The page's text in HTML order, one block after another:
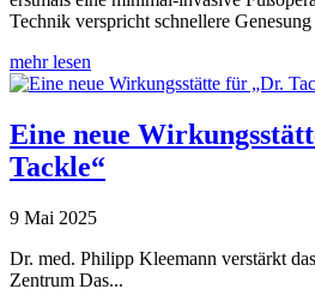
Technik verspricht schnellere
mehr lesen
Eine neue
Tackle“
9 Mai 2025
Dr. med. Philipp Kleemann verstärkt
Zentrum Das...